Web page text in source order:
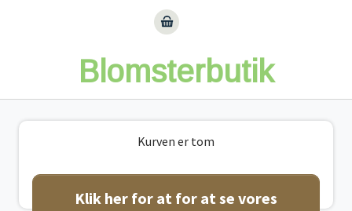
Blomsterbutik
Kurven er tom
Klik her for at for at se vores